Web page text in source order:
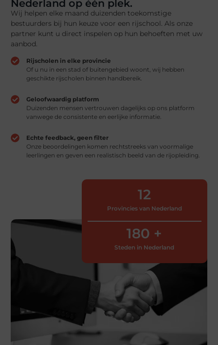
Breid uw netwerk uit met partners die net als u
kiezen voor betrouwbaarheid en resultaat. Ontdek
hun aanbod en visie.
Nederland op één plek.
Wij helpen elke maand duizenden toekomstige
bestuurders bij hun keuze voor een rijschool. Als onze
partner kunt u direct inspelen op hun behoeften met uw
aanbod.
Rijscholen in elke provincie
Of u nu in een stad of buitengebied woont, wij hebben
geschikte rijscholen binnen handbereik.
Geloofwaardig platform
Duizenden mensen vertrouwen dagelijks op ons platform
vanwege de consistente en eerlijke informatie.
Echte feedback, geen filter
Onze beoordelingen komen rechtstreeks van voormalige
leerlingen en geven een realistisch beeld van de rijopleiding.
Provincies van Nederland
12
Steden in Nederland
180 +